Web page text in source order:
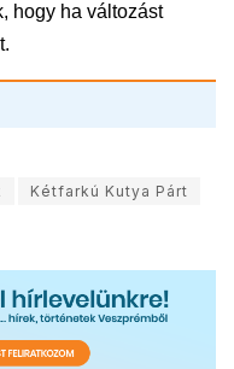
hogy ha változást
Kétfarkú Kutya Párt